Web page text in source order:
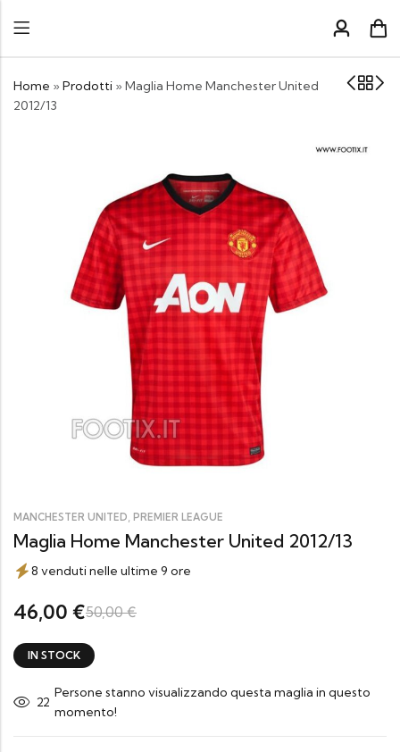
Home » Prodotti » Maglia Home Manchester United
2012/13
MANCHESTER UNITED, PREMIER LEAGUE
Maglia Home Manchester United 2012/13
8 venduti nelle ultime 9 ore
46,00 €50,00€
IN STOCK
22
Persone stanno visualizzando questa maglia in questo
momento!